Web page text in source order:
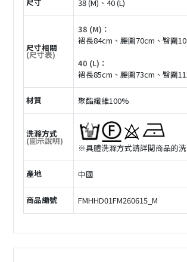
38 (M)、40 (L)
尺寸相關
(尺寸表)
38 (M)：
裙長84cm、腰圍70cm、臀圍
40 (L)：
裙長85cm、腰圍73cm、臀圍
材質 聚酯纖維100%
洗滌方式
(圖示說明)
※具體洗滌方式請詳閲商品的
產地 中國
商品編號 FMHHD01FM260615_M